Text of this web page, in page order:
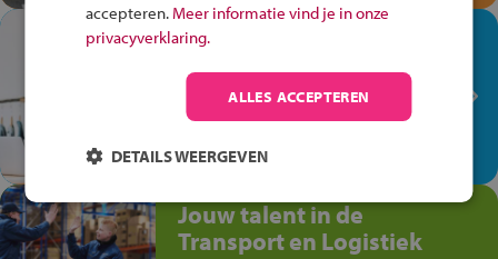
In de winkel ben je op je
plek!
Ontdek via het vmbo jouw talent
op de winkelvloer, waar elke dag
anders is!
Jouw talent in de
Transport en Logistiek
accepteren. Meer informatie vind je in onze
privacyverklaring.
ALLES ACCEPTEREN
DETAILS WEERGEVEN